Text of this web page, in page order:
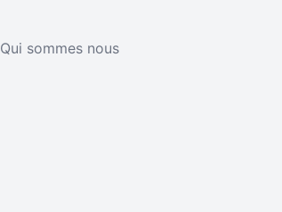
Qui sommes nous